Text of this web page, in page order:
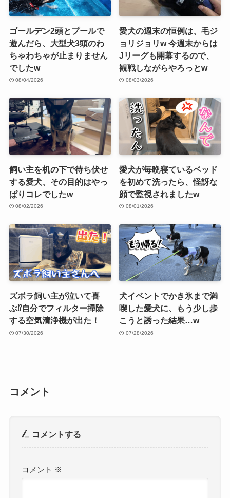
ゴールデン2頭とプールで
遊んだら、大型犬3頭のわ
ちゃわちゃが止まりません
でしたw
08/04/2026
愛犬の週末の恒例は、毛ジ
ョリジョリw 今週末からは
Jリーグも開幕するので、
観戦しながらやろっとw
08/03/2026
飼い主を机の下で待ち伏せ
する愛犬、その目的はやっ
ぱりコレでしたw
08/02/2026
愛犬が毎晩寝ているベッド
を初めて洗ったら、怪訝な
顔で監視されましたw
08/01/2026
ズボラ飼い主が泣いて喜
ぶ⁉︎自分でフィルター掃除
する空気清浄機が出た！
07/30/2026
犬イベントでかき氷まで満
喫した愛犬に、もう少し歩
こうと誘った結果…w
07/28/2026
コメント
コメントする
コメント ※